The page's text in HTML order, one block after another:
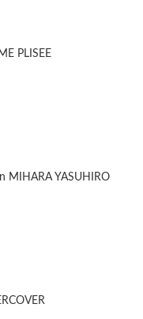
PLISEE
MIHARA YASUHIRO